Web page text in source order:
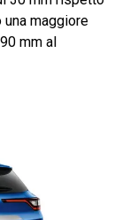
una maggiore
mm al